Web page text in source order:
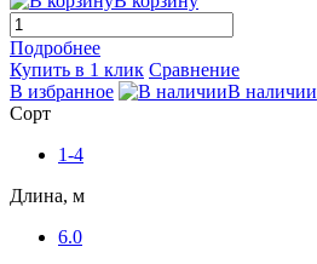
Подробнее
Купить в 1 клик Сравнение
В избранное
В наличии
Сорт
1-4
Длина, м
6.0